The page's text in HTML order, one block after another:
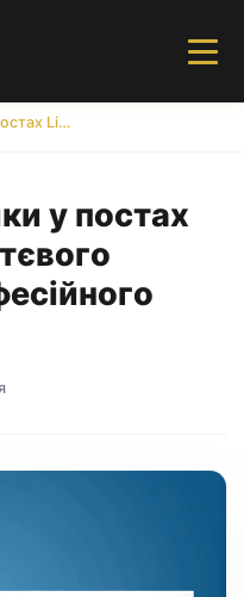
Безкоштовні лайки у постах LinkedIn для миттєвого збільшення професійного охоплення
у постах